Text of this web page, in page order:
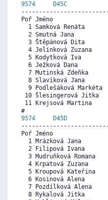
9574
D45C
Poř Jméno
1 Samková
2 Smutná
3
4 Jelínková
5
6 Ježková
7 Mutinská
8
9 Podlešáková
10
11 Krejsová
9574
D45D
Poř Jméno
1 Mrázková
2 Filipová
3 Mudruňková
4 Krpatová
5 Kroupová
6 Kosinová
7 Pozdílková
8 Rykalová